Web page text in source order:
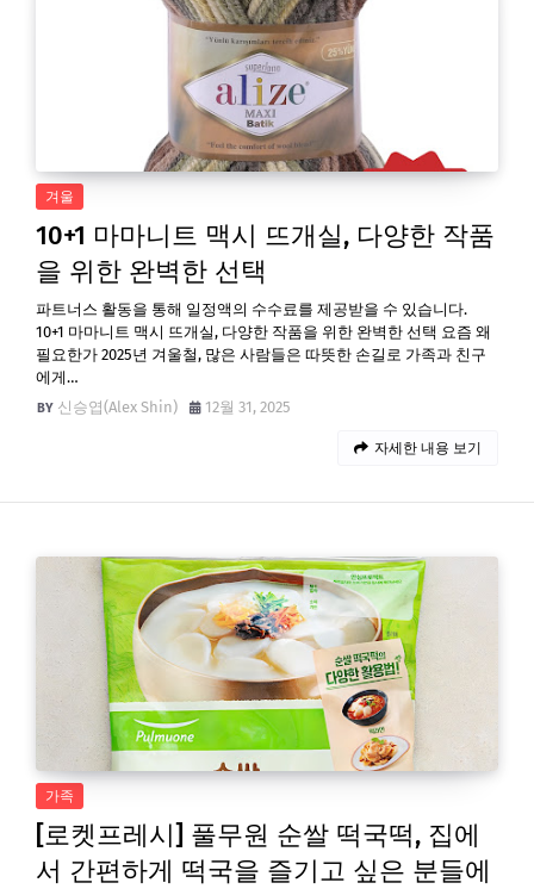
겨울
10+1 마마니트 맥시 뜨개실, 다양한 작품
을 위한 완벽한 선택
파트너스 활동을 통해 일정액의 수수료를 제공받을 수 있습니다.
10+1 마마니트 맥시 뜨개실, 다양한 작품을 위한 완벽한 선택 요즘 왜
필요한가 2025년 겨울철, 많은 사람들은 따뜻한 손길로 가족과 친구
에게…
신승엽(Alex Shin)
12월 31, 2025
자세한 내용 보기
가족
[로켓프레시] 풀무원 순쌀 떡국떡, 집에
서 간편하게 떡국을 즐기고 싶은 분들에